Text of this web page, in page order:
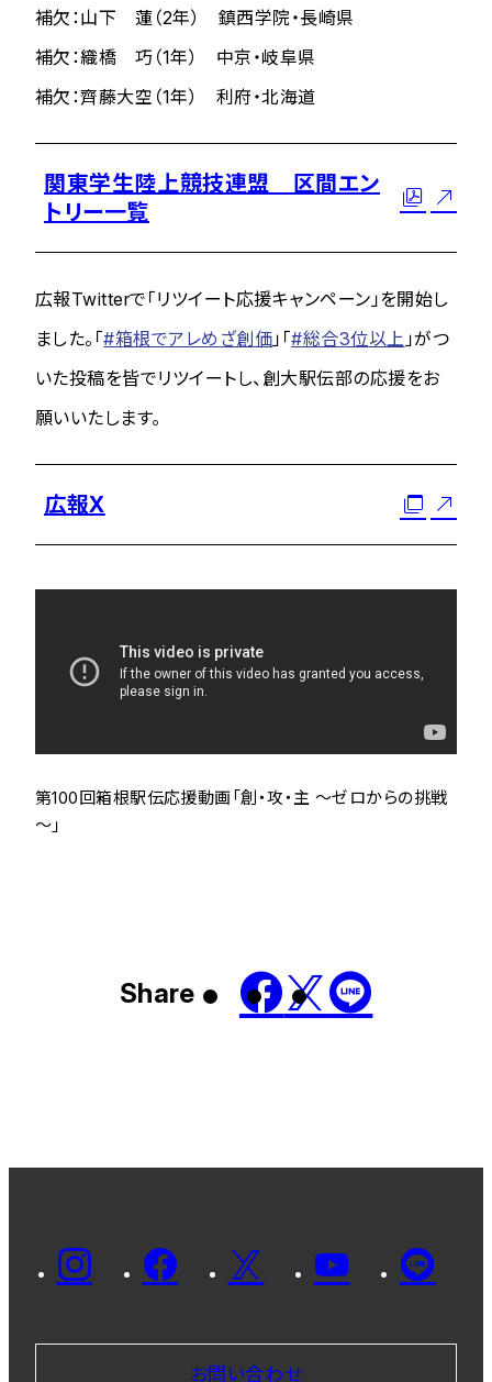
補欠：山下 蓮（2年） 鎮西学院・長崎県
補欠：織橋 巧（1年） 中京・岐阜県
補欠：齊藤大空（1年） 利府・北海道
関東学生陸上競技連盟 区間エン
トリー一覧
広報Twitterで「リツイート応援キャンペーン」を開始し
ました。「#箱根でアレめざ創価 」「#総合3位以上 」がつ
いた投稿を皆でリツイートし、創大駅伝部の応援をお
願いいたします。
広報X
第100回箱根駅伝応援動画「創・攻・主 ～ゼロからの挑戦
～」
Share
お問い合わせ